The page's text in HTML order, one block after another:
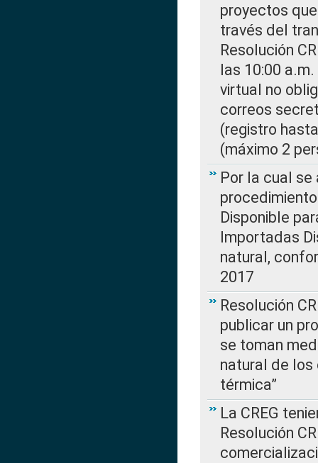
proyectos
través del
Resolución
las 10:00
virtual no
correos
(registro
(máximo 2
Por la cual
Disponible
Importadas
natural,
2017
Resolución
publicar un
se toman
natural de los
térmica”
La CREG
Resolución